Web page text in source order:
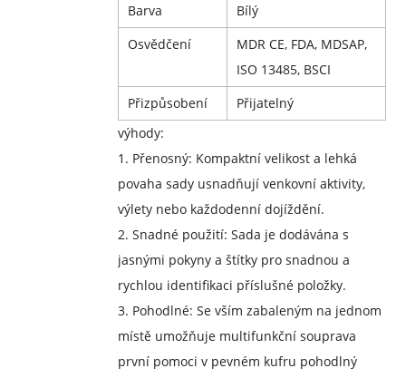
Barva
Bílý
Osvědčení
MDR CE, FDA, MDSAP,
ISO 13485, BSCI
Přizpůsobení
Přijatelný
výhody:
1. Přenosný: Kompaktní velikost a lehká
povaha sady usnadňují venkovní aktivity,
výlety nebo každodenní dojíždění.
2. Snadné použití: Sada je dodávána s
jasnými pokyny a štítky pro snadnou a
rychlou identifikaci příslušné položky.
3. Pohodlné: Se vším zabaleným na jednom
místě umožňuje multifunkční souprava
první pomoci v pevném kufru pohodlný